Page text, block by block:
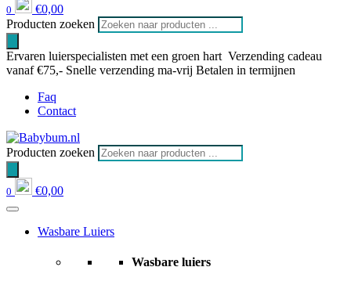
0 €0,00
Producten zoeken
Ervaren luierspecialisten met een groen hart Verzending cadeau
vanaf €75,- Snelle verzending ma-vrij Betalen in termijnen
Faq
Contact
Producten zoeken
0 €0,00
Wasbare Luiers
Wasbare luiers